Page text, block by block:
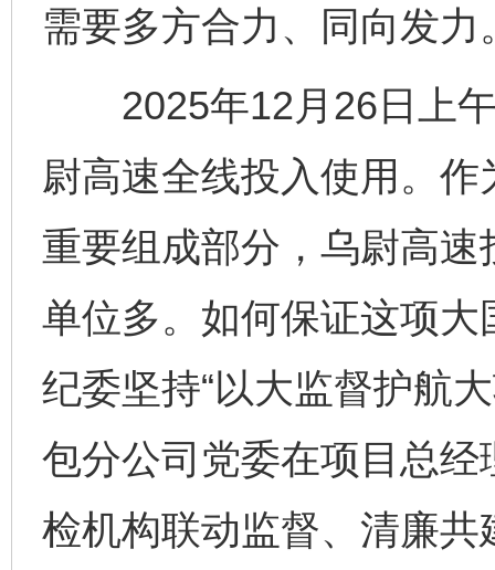
需要多方合力、同向发力
2025年12月26日上午
尉高速全线投入使用。作
重要组成部分，乌尉高
单位多。如何保证这项
纪委坚持“以大监督护航
包分公司党委在项目总
检机构联动监督、清廉共